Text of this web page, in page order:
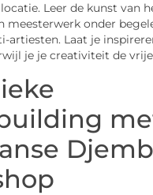
Leer de kunst van
meesterwerk onder
artiesten. Laat je
je je creativiteit de